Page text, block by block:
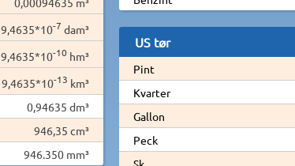
9,4635*10-7 dam³
9,4635*10-10 hm³
9,4635*10-13 km³
0,94635 dm³
946,35 cm³
946.350 mm³
US tør
Pint
Kvarter
Gallon
Peck